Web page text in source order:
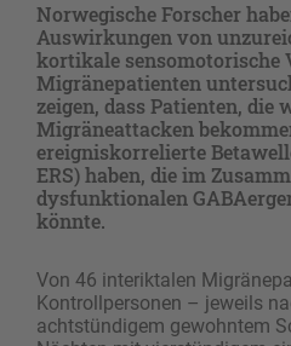
Norwegische Forscher
Auswirkungen von
kortikale sensomotorische
Migränepatienten
zeigen, dass Patienten, die
Migräneattacken
ereigniskorrelierte
ERS) haben, die im
dysfunktionalen
könnte.
Von 46 interiktalen
Kontrollpersonen – jeweils
achtstündigem gewohntem